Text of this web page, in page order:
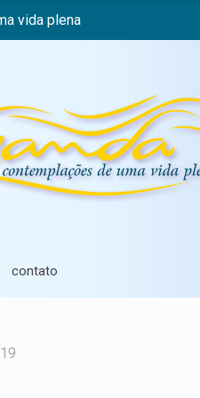
vida plena
contato